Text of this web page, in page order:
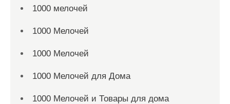
1000 мелочей
1000 Мелочей
1000 Мелочей
1000 Мелочей для Дома
1000 Мелочей и Товары для дома